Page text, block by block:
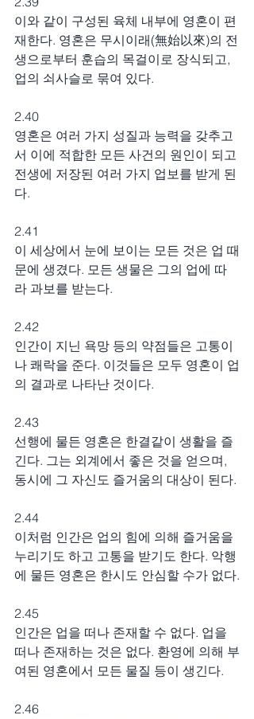
이와 같이 구성된 육체 내부에 영혼이 편
재한다. 영혼은 무시이래(無始以來)의 전
생으로부터 훈습의 목걸이로 장식되고,
업의 쇠사슬로 묶여 있다.
2.40
영혼은 여러 가지 성질과 능력을 갖추고
서 이에 적합한 모든 사건의 원인이 되고
전생에 저장된 여러 가지 업보를 받게 된
다.
2.41
이 세상에서 눈에 보이는 모든 것은 업 때
문에 생겼다. 모든 생물은 그의 업에 따
라 과보를 받는다.
2.42
인간이 지닌 욕망 등의 약점들은 고통이
나 쾌락을 준다. 이것들은 모두 영혼이 업
의 결과로 나타난 것이다.
2.43
선행에 물든 영혼은 한결같이 생활을 즐
긴다. 그는 외계에서 좋은 것을 얻으며,
동시에 그 자신도 즐거움의 대상이 된다.
2.44
이처럼 인간은 업의 힘에 의해 즐거움을
누리기도 하고 고통을 받기도 한다. 악행
에 물든 영혼은 한시도 안심할 수가 없다.
2.45
인간은 업을 떠나 존재할 수 없다. 업을
떠나 존재하는 것은 없다. 환영에 의해 부
여된 영혼에서 모든 물질 등이 생긴다.
2.46